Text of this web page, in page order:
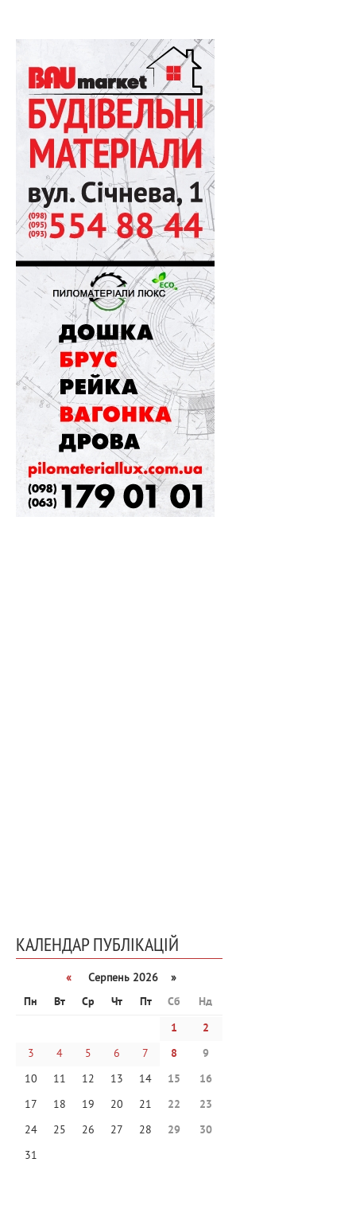
КАЛЕНДАР ПУБЛІКАЦІЙ
«
Серпень 2026 »
Пн
Вт Ср Чт Пт Сб
Нд
1
2
3
4 5 6 7 8
9
10
11 12 13 14 15
16
17
18 19 20 21 22
23
24
25 26 27 28 29
30
31